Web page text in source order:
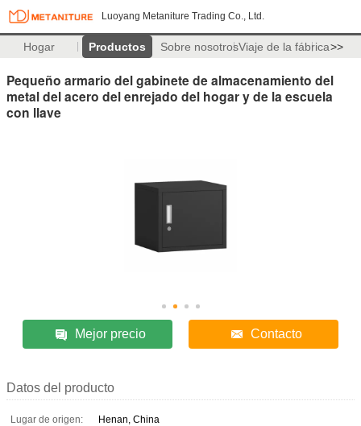
Luoyang Metaniture Trading Co., Ltd.
Hogar Productos Sobre nosotrosViaje de la fábrica>>
Pequeño armario del gabinete de almacenamiento del
metal del acero del enrejado del hogar y de la escuela
con llave
Mejor precio Contacto
Datos del producto
Lugar de origen:
Henan, China